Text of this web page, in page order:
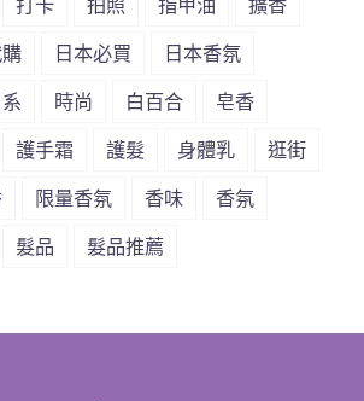
打卡 拍照 指甲油 擴香
購 日本必買 日本香氛
系 時尚 白百合 皂香
護手霜 護髮 身體乳 逛街
限量香氛 香味 香氛
髮品 髮品推薦